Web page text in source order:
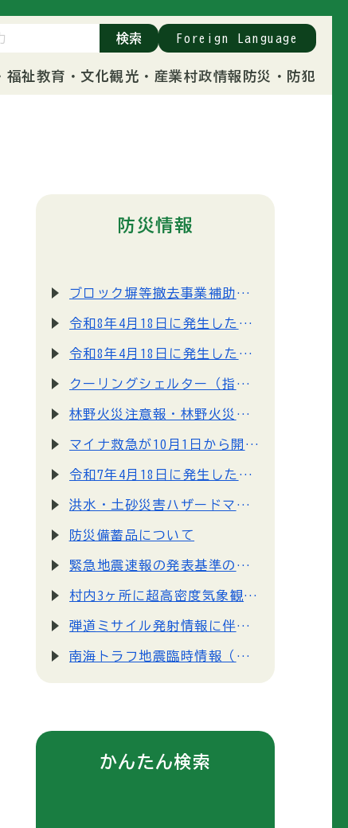
福祉教育・文化観光・産業村政情報 防災・防犯
検索 Foreign Language
防災情報
ブロック塀等撤去事業補助金について
令和8年4月18日に発生した震度4の地震に関する情報について
令和8年4月18日に発生した震度4の地震に関する情報について
クーリングシェルター（指定暑熱避難施設）について
林野火災注意報・林野火災警報について
マイナ救急が10月1日から開始されます！
令和7年4月18日に発生した震度4の地震について
洪水・土砂災害ハザードマップとマイタイムラインについて
防災備蓄品について
緊急地震速報の発表基準の変更について
村内3ヶ所に超高密度気象観測システム「POTEKA」を設置しました！
弾道ミサイル発射情報に伴う避難行動について
南海トラフ地震臨時情報（巨大地震注意）の発表について
かんたん検索